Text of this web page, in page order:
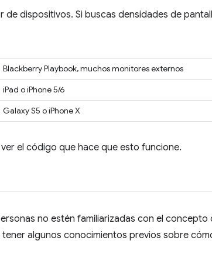
de dispositivos. Si buscas densidades de
Blackberry Playbook, muchos monitores externos
iPad o iPhone 5/6
Galaxy S5 o iPhone X
el código que hace que esto funcione.
no estén familiarizadas con el
algunos conocimientos previos sobre